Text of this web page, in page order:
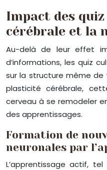
Impact des
cérébrale et la
Au-delà de leur effet
d’informations, les quiz
sur la structure même de
plasticité cérébrale,
cerveau à se remodeler
des apprentissages.
Formation de
neuronales par
L’apprentissage actif,